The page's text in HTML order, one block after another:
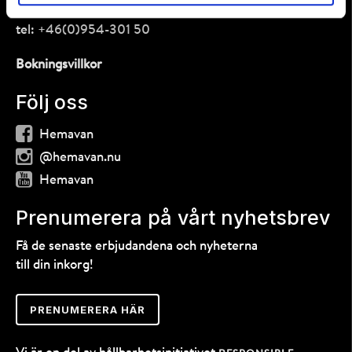
tel: +46(0)954-301 50
Bokningsvillkor
Följ oss
Hemavan
@hemavan.nu
Hemavan
Prenumerera på vårt nyhetsbrev
Få de senaste erbjudandena och nyheterna
till din inkorg!
PRENUMERERA HÄR